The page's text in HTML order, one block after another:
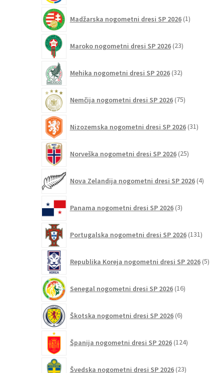
Madžarska nogometni dresi SP 2026 1izdelek
Maroko nogometni dresi SP 2026 23izdelkov
Mehika nogometni dresi SP 2026 32izdelkov
Nemčija nogometni dresi SP 2026 75izdelkov
Nizozemska nogometni dresi SP 2026 31izdelkov
Norveška nogometni dresi SP 2026 25izdelkov
Nova Zelandija nogometni dresi SP 2026 4izdelki
Panama nogometni dresi SP 2026 3izdelki
Portugalska nogometni dresi SP 2026 131
Republika Koreja nogometni dresi SP 2026 5
Senegal nogometni dresi SP 2026 16izdelkov
Škotska nogometni dresi SP 2026 6izdelkov
Španija nogometni dresi SP 2026 124izdelkov
Švedska nogometni dresi SP 2026 23